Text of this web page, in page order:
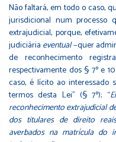
Não faltará, em todo o caso,
jurisdicional num processo
extrajudicial, porque,
judiciária eventual−quer
de reconhecimento
respectivamente dos § 7º e
caso, é lícito ao interessado
termos desta Lei” (§ 7º); “
reconhecimento extrajudicial
dos titulares de direito
averbados na matrícula do